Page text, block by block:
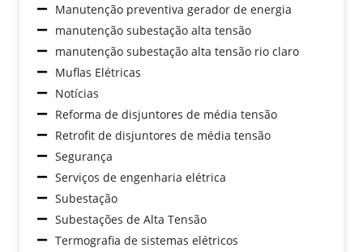
Manutenção preventiva gerador de energia
manutenção subestação alta tensão
manutenção subestação alta tensão rio claro
Muflas Elétricas
Notícias
Reforma de disjuntores de média tensão
Retrofit de disjuntores de média tensão
Segurança
Serviços de engenharia elétrica
Subestação
Subestações de Alta Tensão
Termografia de sistemas elétricos